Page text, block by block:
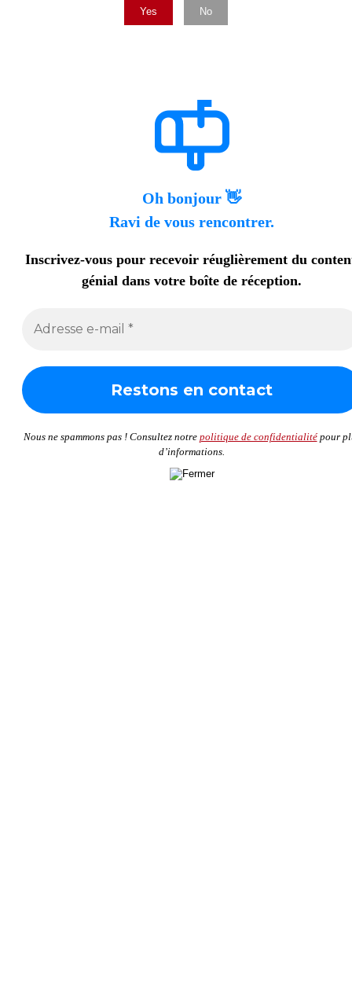
Yes No
Oh bonjour 👋
Ravi de vous rencontrer.
Inscrivez-vous pour recevoir réuglièrement du
génial dans votre boîte de réception.
Nous ne spammons pas ! Consultez notre politique de confidentialitépour
d’informations.